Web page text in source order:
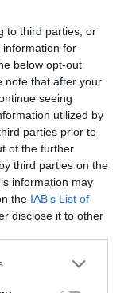
to third parties, or
information for
below opt-out
note that after your
seeing
utilized by
parties prior to
of the further
third parties on the
information may
the IAB’s List of
disclose it to other
expone a los
responsables de